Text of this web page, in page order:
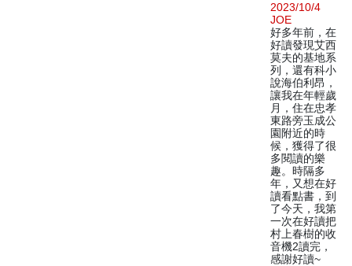
2023/10/4
JOE
好多年前，在
好讀發現艾西
莫夫的基地系
列，還有科小
說海伯利昂，
讓我在年輕歲
月，住在忠孝
東路旁玉成公
園附近的時
候，獲得了很
多閱讀的樂
趣。時隔多
年，又想在好
讀看點書，到
了今天，我第
一次在好讀把
村上春樹的收
音機2讀完，
感謝好讀~